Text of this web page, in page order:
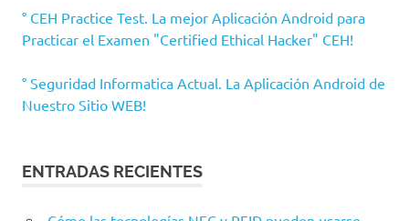
° CEH Practice Test. La mejor Aplicación Android para
Practicar el Examen "Certified Ethical Hacker" CEH!
° Seguridad Informatica Actual. La Aplicación Android de
Nuestro Sitio WEB!
ENTRADAS RECIENTES